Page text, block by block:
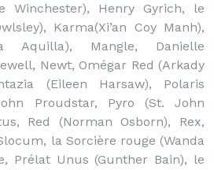
Winchester), Henry Gyrich, le
Karma(Xi’an Coy Manh),
Aquilla), Mangle, Danielle
Newt, Omégar Red (Arkady
(Eileen Harsaw), Polaris
Proudstar, Pyro (St. John
Red (Norman Osborn), Rex,
la Sorcière rouge (Wanda
Prélat Unus (Gunther Bain), le